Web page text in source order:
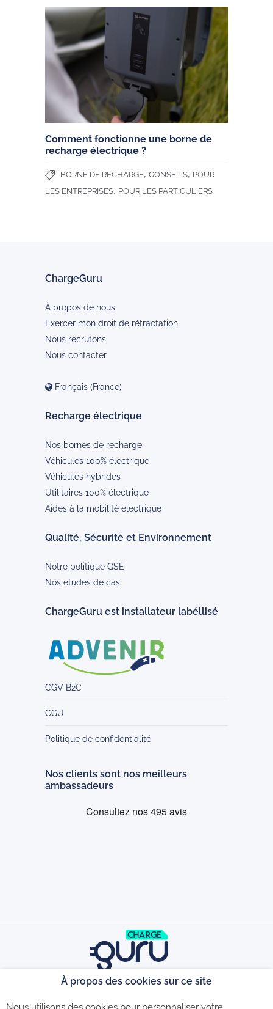
Comment fonctionne une borne de
recharge électrique ?
BORNE DE RECHARGE, CONSEILS, POUR
LES ENTREPRISES, POUR LES PARTICULIERS
ChargeGuru
À propos de nous
Exercer mon droit de rétractation
Nous recrutons
Nous contacter
Français (France)
Recharge électrique
Nos bornes de recharge
Véhicules 100% électrique
Véhicules hybrides
Utilitaires 100% électrique
Aides à la mobilité électrique
Qualité, Sécurité et Environnement
Notre politique QSE
Nos études de cas
ChargeGuru est installateur labéllisé
CGV B2C
CGU
Politique de confidentialité
Nos clients sont nos meilleurs
ambassadeurs
©2026 - CGU - CGV - Politique de
À propos des cookies sur ce site
Nous utilisons des cookies pour personnaliser votre